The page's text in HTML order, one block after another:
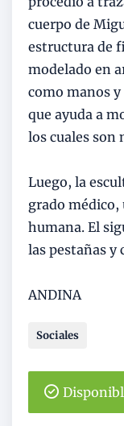
cuerpo de
estructura de
modelado en
como manos
que ayuda a
los cuales son
Luego, la
grado médico,
humana. El
las pestañas y
ANDINA
Sociales